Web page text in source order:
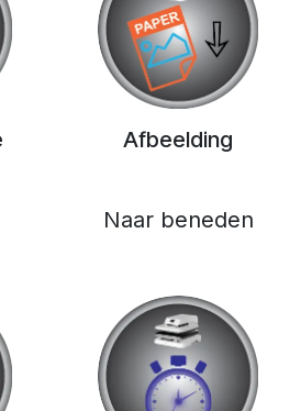
Afbeelding
Naar beneden